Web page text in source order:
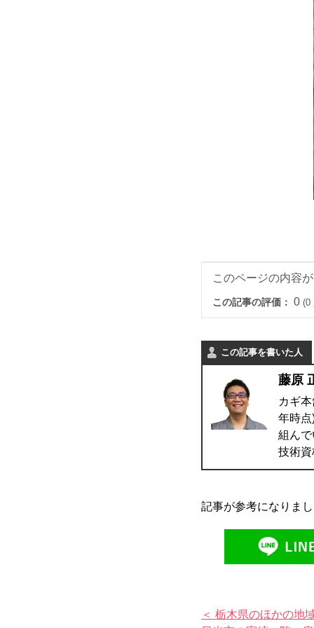
このページの内容
この記事の評価： 0 (0
この記事を書いた人
藤原
カギ
年時
組ん
技術
記事が参考になりま
＜ 栃木県のほかの地